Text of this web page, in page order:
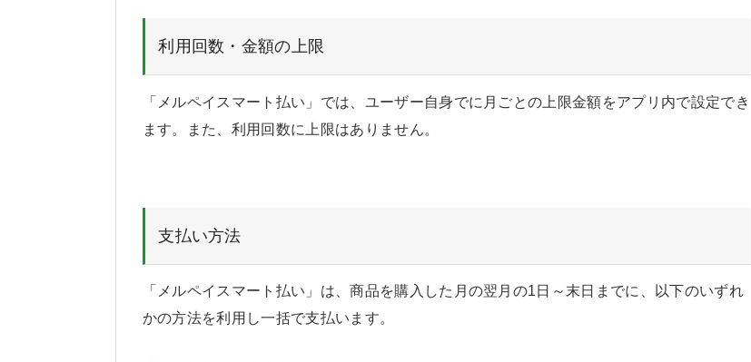
利用回数・金額の上限
「メルペイスマート払い」では、ユーザー自身でに月ごとの上限金額をアプリ内で設定でき
ます。また、利用回数に上限はありません。
支払い方法
「メルペイスマート払い」は、商品を購入した月の翌月の1日～末日までに、以下のいずれ
かの方法を利用し一括で支払います。